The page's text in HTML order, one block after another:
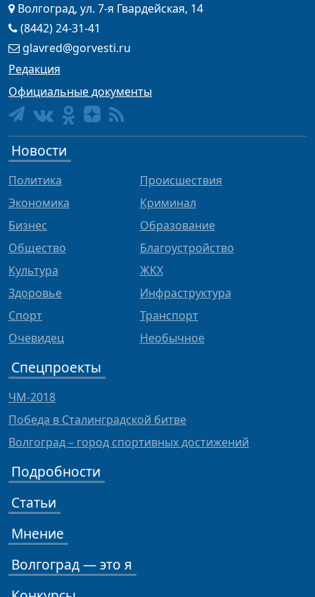
Волгоград, ул. 7-я Гвардейская, 14
(8442) 24-31-41
glavred@gorvesti.ru
Редакция
Официальные документы
Новости
Политика
Экономика
Бизнес
Общество
Культура
Здоровье
Спорт
Очевидец
Происшествия
Криминал
Образование
Благоустройство
ЖКХ
Инфраструктура
Транспорт
Необычное
Спецпроекты
ЧМ-2018
Победа в Сталинградской битве
Волгоград – город спортивных достижений
Подробности
Статьи
Мнение
Волгоград — это я